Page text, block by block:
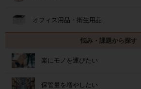
オフィス用品・衛生用品
悩み・課題から探す
楽にモノを運びたい
保管量を増やしたい